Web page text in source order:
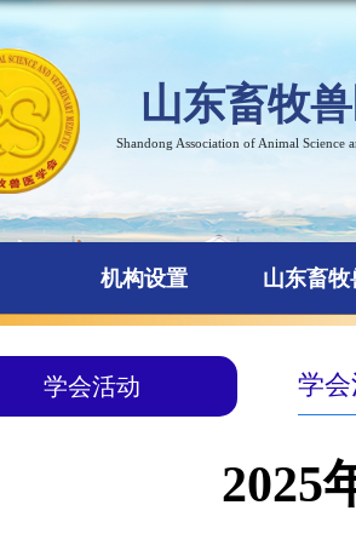
山东畜牧
Shandong Association of Animal Science
机构设置 山东畜
学会活动 学
2025